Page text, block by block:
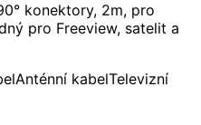
konektory, 2m, pro
pro Freeview, satelit a
Anténní kabelTelevizní